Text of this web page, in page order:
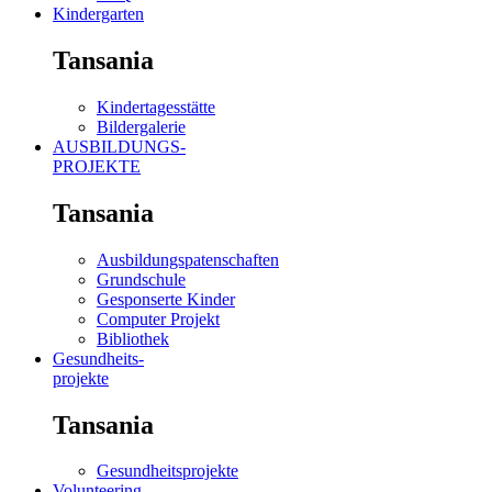
Kindergarten
Tansania
Kindertagesstätte
Bildergalerie
AUSBILDUNGS-
PROJEKTE
Tansania
Ausbildungspatenschaften
Grundschule
Gesponserte Kinder
Computer Projekt
Bibliothek
Gesundheits-
projekte
Tansania
Gesundheitsprojekte